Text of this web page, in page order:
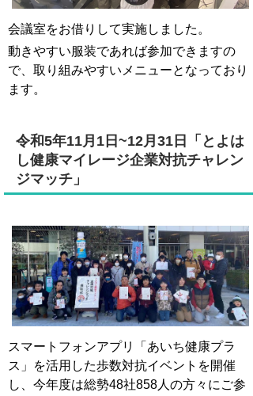
会議室をお借りして実施しました。
動きやすい服装であれば参加できますの
で、取り組みやすいメニューとなっており
ます。
令和5年11月1日~12月31日「とよは
し健康マイレージ企業対抗チャレン
ジマッチ」
スマートフォンアプリ「あいち健康プラ
ス」を活用した歩数対抗イベントを開催
し、今年度は総勢48社858人の方々にご参